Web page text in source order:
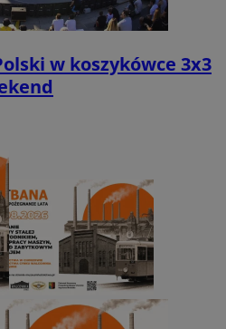
w koszykówce 3x3